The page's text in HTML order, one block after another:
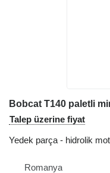
Bobcat T140 paletli
Talep üzerine fiyat
Yedek parça - hidrolik
Romanya